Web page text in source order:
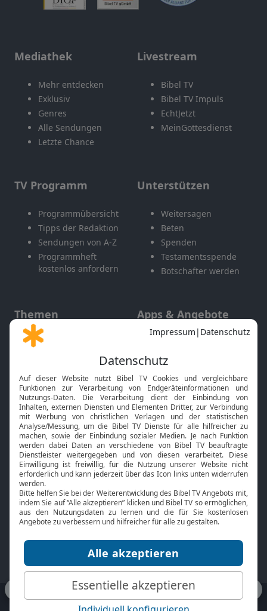
Mediathek
Mehr entdecken
Exklusiv
Genres
Alle Sendungen
Letzte Chance
Livestream
Bibel TV
Bibel TV Impuls
EchtJetzt
MeinGottesdienst
TV Programm
Programmübersicht
Tipps der Redaktion
Sendungen von A-Z
Programmheft
kostenlos anfordern
Unterstützen
Weitersagen
Beten
Spenden
Testamentsspende
Botschafter werden
Themen
Gott und Bibel erklärt
Neuigkeiten
Apps & Angebote
Mobile App
Smart TV
HbbTV
Bibelthek Online-Bibel
Nächster Gottesdienst
Bibel TV
Über uns
Jobs
Mediadaten
Service
Kontakt
TV-Empfang
bibeltv.de: Impressum
Datenschutz